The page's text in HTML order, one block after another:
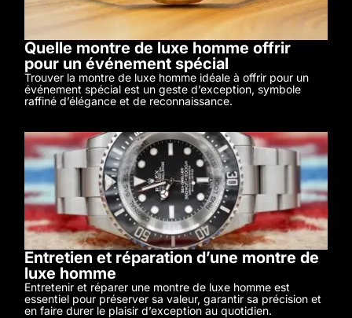
Quelle montre de luxe homme offrir
pour un événement spécial
Trouver la montre de luxe homme idéale à offrir pour un
événement spécial est un geste d’exception, symbole
raffiné d’élégance et de reconnaissance.
Entretien et réparation d’une montre de
luxe homme
Entretenir et réparer une montre de luxe homme est
essentiel pour préserver sa valeur, garantir sa précision et
en faire durer le plaisir d’exception au quotidien.